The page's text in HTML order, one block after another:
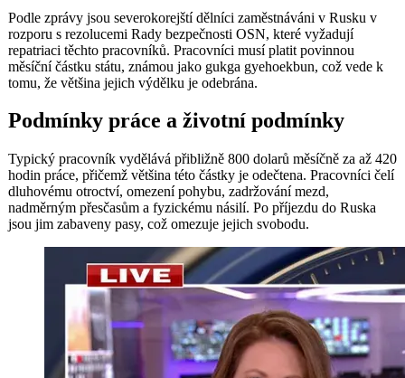
Podle zprávy jsou severokorejští dělníci zaměstnáváni v Rusku v
rozporu s rezolucemi Rady bezpečnosti OSN, které vyžadují
repatriaci těchto pracovníků. Pracovníci musí platit povinnou
měsíční částku státu, známou jako gukga gyehoekbun, což vede k
tomu, že většina jejich výdělku je odebrána.
Podmínky práce a životní podmínky
Typický pracovník vydělává přibližně 800 dolarů měsíčně za až 420
hodin práce, přičemž většina této částky je odečtena. Pracovníci čelí
dluhovému otroctví, omezení pohybu, zadržování mezd,
nadměrným přesčasům a fyzickému násilí. Po příjezdu do Ruska
jsou jim zabaveny pasy, což omezuje jejich svobodu.